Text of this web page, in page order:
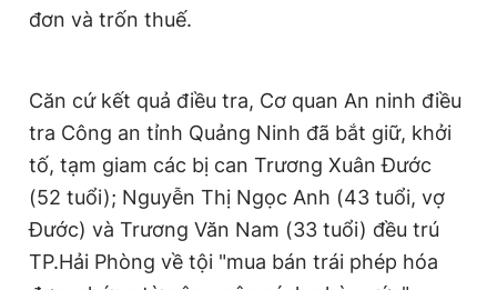
đơn và trốn thuế.
Căn cứ kết quả điều tra, Cơ quan An ninh điều
tra Công an tỉnh Quảng Ninh đã bắt giữ, khởi
tố, tạm giam các bị can Trương Xuân Đước
(52 tuổi); Nguyễn Thị Ngọc Anh (43 tuổi, vợ
Đước) và Trương Văn Nam (33 tuổi) đều trú
TP.Hải Phòng về tội "mua bán trái phép hóa